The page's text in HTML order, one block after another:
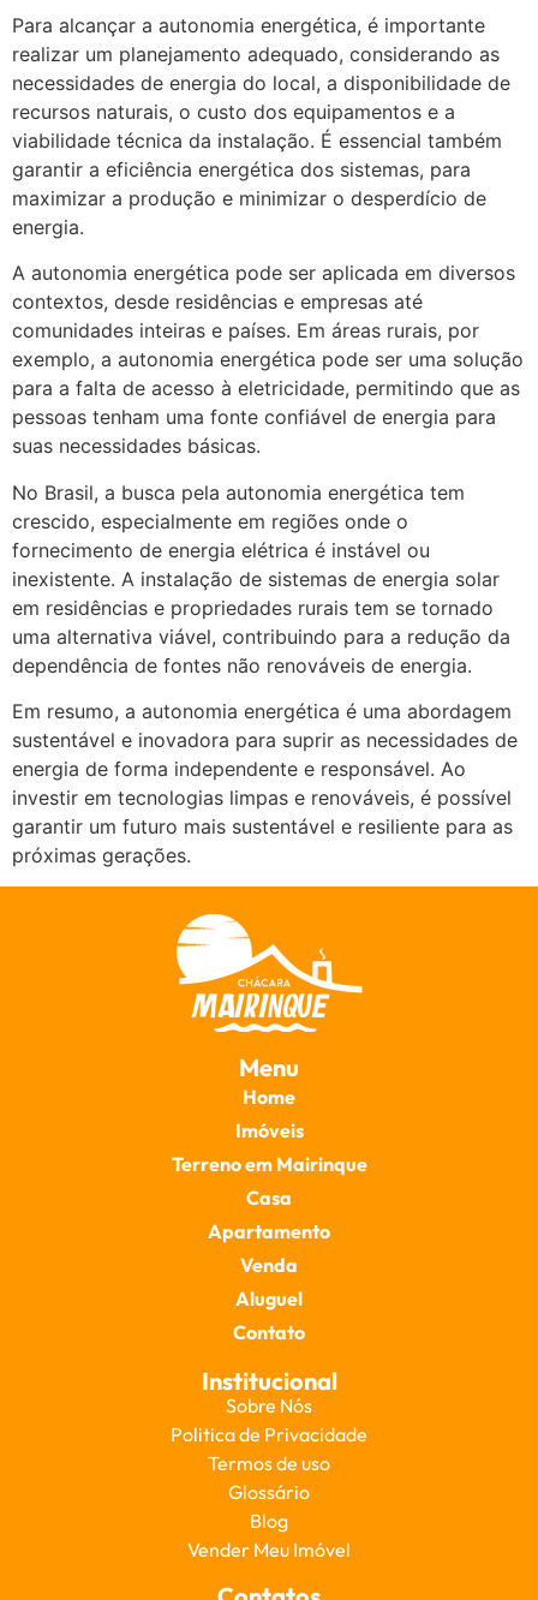
Para alcançar a autonomia energética, é importante
realizar um planejamento adequado, considerando as
necessidades de energia do local, a disponibilidade de
recursos naturais, o custo dos equipamentos e a
viabilidade técnica da instalação. É essencial também
garantir a eficiência energética dos sistemas, para
maximizar a produção e minimizar o desperdício de
energia.
A autonomia energética pode ser aplicada em diversos
contextos, desde residências e empresas até
comunidades inteiras e países. Em áreas rurais, por
exemplo, a autonomia energética pode ser uma solução
para a falta de acesso à eletricidade, permitindo que as
pessoas tenham uma fonte confiável de energia para
suas necessidades básicas.
No Brasil, a busca pela autonomia energética tem
crescido, especialmente em regiões onde o
fornecimento de energia elétrica é instável ou
inexistente. A instalação de sistemas de energia solar
em residências e propriedades rurais tem se tornado
uma alternativa viável, contribuindo para a redução da
dependência de fontes não renováveis de energia.
Em resumo, a autonomia energética é uma abordagem
sustentável e inovadora para suprir as necessidades de
energia de forma independente e responsável. Ao
investir em tecnologias limpas e renováveis, é possível
garantir um futuro mais sustentável e resiliente para as
próximas gerações.
Menu
Home
Imóveis
Terreno em Mairinque
Casa
Apartamento
Venda
Aluguel
Contato
Institucional
Sobre Nós
Politica de Privacidade
Termos de uso
Glossário
Blog
Vender Meu Imóvel